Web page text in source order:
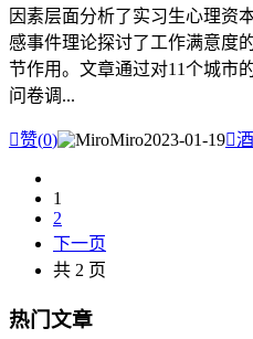
因素层面分析了实习生心理资
感事件理论探讨了工作满意度
节作用。文章通过对11个城市
问卷调...
赞(0) Miro2023-01-19
1
2
下一页
共 2 页
热门文章